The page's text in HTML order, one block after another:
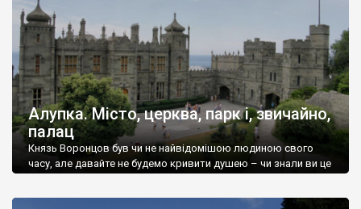
Алупка. Місто, церква, парк і, звичайно,
палац
Князь Воронцов був чи не найвідомішою людиною свого
часу, але давайте не будемо кривити душею – чи знали ви це